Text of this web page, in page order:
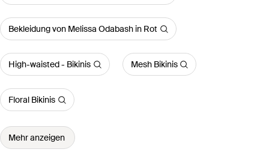
Bekleidung von Melissa Odabash in Rot
High-waisted - Bikinis Mesh Bikinis
Floral Bikinis
Mehr anzeigen